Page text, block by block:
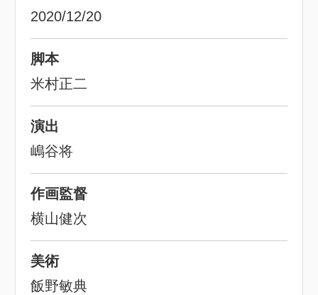
2020/12/20
脚本
米村正二
演出
嶋谷将
作画監督
横山健次
美術
飯野敏典